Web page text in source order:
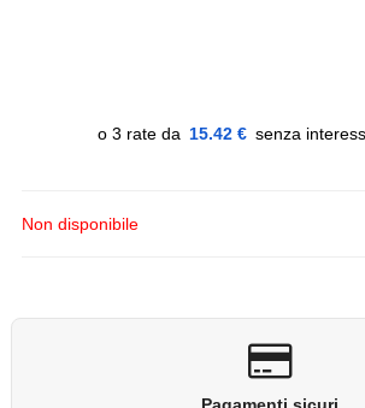
15.42 €
Non disponibile